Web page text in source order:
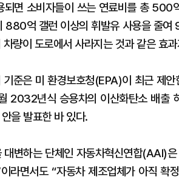
되면 소비자들이 쓰는 연료비를 총
억 갤런 이상의 휘발유 사용을 줄여
량이 도로에서 사라지는 것과 같은 효
준은 미 환경보호청(EPA)이 최근 제
2032년식 승용차의 이산화탄소 배출
을 발표한 바 있다.
대변하는 단체인 자동차혁신연합(AAI)
라면서도 “자동차 제조업체가 아직 확